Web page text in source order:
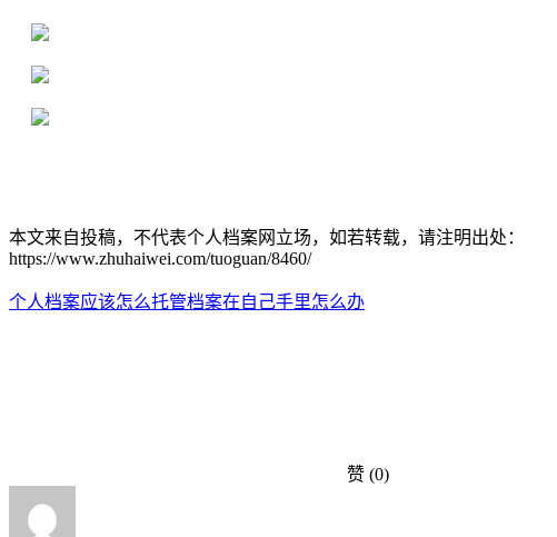
本文来自投稿，不代表个人档案网立场，如若转载，请注明出处：
https://www.zhuhaiwei.com/tuoguan/8460/
个人档案应该怎么托管档案在自己手里怎么办
赞 (0)